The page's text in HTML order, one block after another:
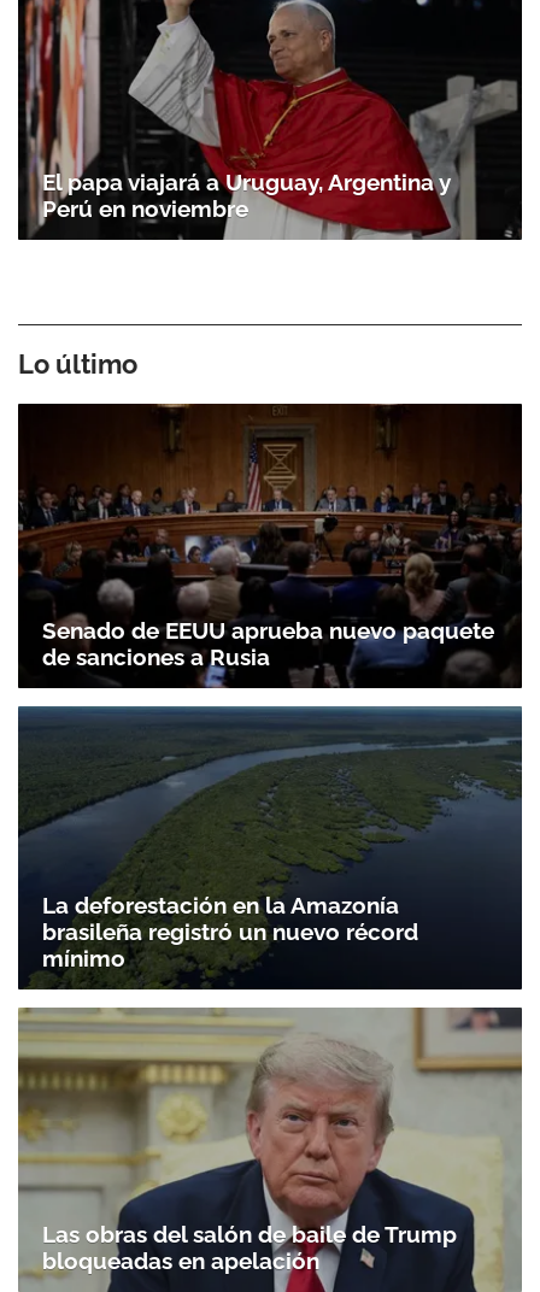
El papa viajará a Uruguay, Argentina y
Perú en noviembre
Lo último
Senado de EEUU aprueba nuevo paquete
de sanciones a Rusia
La deforestación en la Amazonía
brasileña registró un nuevo récord
mínimo
Las obras del salón de baile de Trump
bloqueadas en apelación